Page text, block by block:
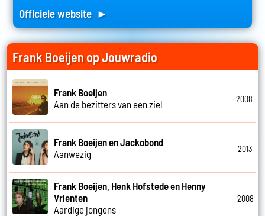
Officiele website ►
Frank Boeijen op Jouwradio
Frank Boeijen
Aan de bezitters van een ziel
2008
Frank Boeijen en Jackobond
Aanwezig
2013
Frank Boeijen, Henk Hofstede en Henny
Vrienten
Aardige jongens
2008